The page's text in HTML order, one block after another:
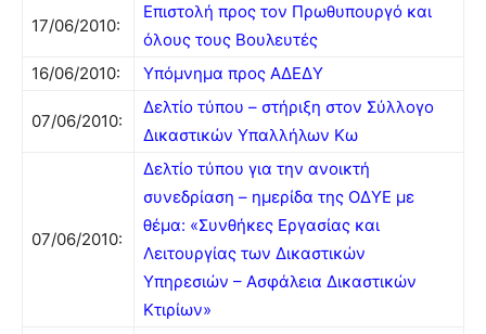
17/06/2010:
Επιστολή προς τον Πρωθυπουργό και
όλους τους Βουλευτές
16/06/2010:
Υπόμνημα προς ΑΔΕΔΥ
07/06/2010:
Δελτίο τύπου – στήριξη στον Σύλλογο
Δικαστικών Υπαλλήλων Κω
07/06/2010:
Δελτίο τύπου για την ανοικτή
συνεδρίαση – ημερίδα της ΟΔΥΕ με
θέμα: «Συνθήκες Εργασίας και
Λειτουργίας των Δικαστικών
Υπηρεσιών – Ασφάλεια Δικαστικών
Κτιρίων»